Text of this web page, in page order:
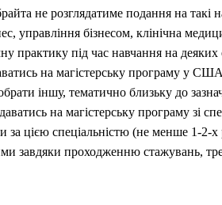
не розглядатиме подання на такі
управління бізнесом, клінічна
практику під час навчання на деяких
на магістерську програму у США
іншу, тематично близьку до
на магістерську програму зі
за цією спеціальністю (не менше 1-
завдяки проходженню стажувань,